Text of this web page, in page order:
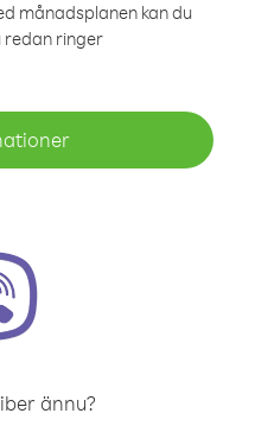
månadsplanen kan du
ringer
ännu?